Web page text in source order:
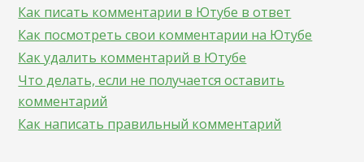
Как писать комментарии в Ютубе в ответ
Как посмотреть свои комментарии на Ютубе
Как удалить комментарий в Ютубе
Что делать, если не получается оставить
комментарий
Как написать правильный комментарий